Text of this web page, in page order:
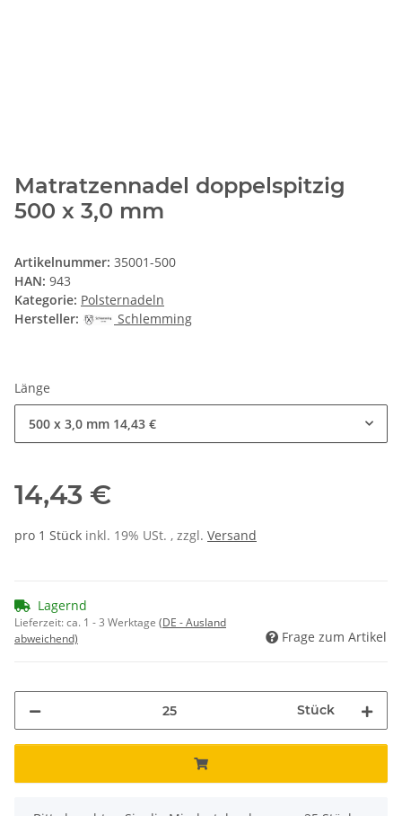
Matratzennadel doppelspitzig
500 x 3,0 mm
Artikelnummer: 35001-500
HAN: 943
Kategorie: Polsternadeln
Hersteller:
Schlemming
Länge
500 x 3,0 mm 14,43 €
14,43 €
pro 1 Stück inkl. 19% USt. , zzgl. Versand
Lagernd
Lieferzeit:ca. 1 - 3 Werktage (DE - Ausland
abweichend)
Frage zum Artikel
Stück